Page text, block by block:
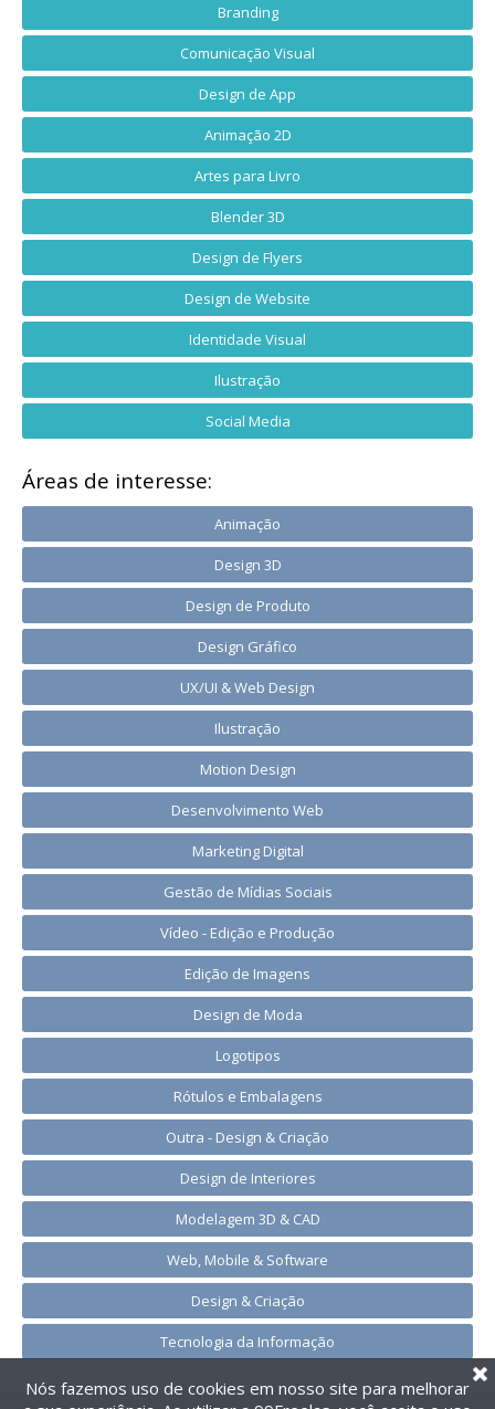
Branding
Comunicação Visual
Design de App
Animação 2D
Artes para Livro
Blender 3D
Design de Flyers
Design de Website
Identidade Visual
Ilustração
Social Media
Áreas de interesse:
Animação
Design 3D
Design de Produto
Design Gráfico
UX/UI & Web Design
Ilustração
Motion Design
Desenvolvimento Web
Marketing Digital
Gestão de Mídias Sociais
Vídeo - Edição e Produção
Edição de Imagens
Design de Moda
Logotipos
Rótulos e Embalagens
Outra - Design & Criação
Design de Interiores
Modelagem 3D & CAD
Web, Mobile & Software
Design & Criação
Tecnologia da Informação
Nós fazemos uso de cookies em nosso site para melhorar